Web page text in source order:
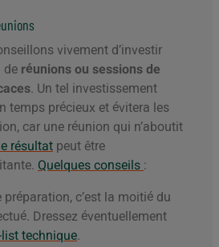
vivement d’investir
de réunions ou sessions de
. Un tel investissement
temps précieux et évitera les
car une réunion qui n’aboutit
résultat peut être
Quelques conseils :
préparation, c’est la moitié du
Dressez éventuellement
technique.